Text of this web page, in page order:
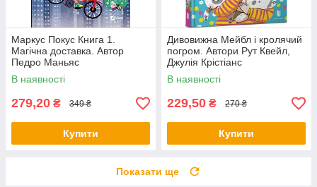
Маркус Покус Книга 1.
Магічна доставка. Автор
Педро Маньяс
В наявності
279,20 ₴ 349 ₴
Купити
Дивовижна Мейбл і кролячий
погром. Автори Рут Квейл,
Джулія Крістіанс
В наявності
229,50 ₴ 270 ₴
Купити
Показати ще